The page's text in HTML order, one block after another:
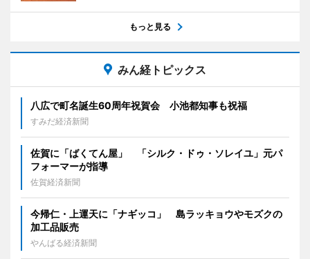
もっと見る
みん経トピックス
八広で町名誕生60周年祝賀会 小池都知事も祝福
すみだ経済新聞
佐賀に「ばくてん屋」 「シルク・ドゥ・ソレイユ」元パ
フォーマーが指導
佐賀経済新聞
今帰仁・上運天に「ナギッコ」 島ラッキョウやモズクの
加工品販売
やんばる経済新聞